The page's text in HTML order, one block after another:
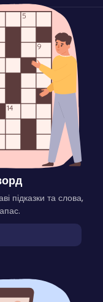
підказки та слова,